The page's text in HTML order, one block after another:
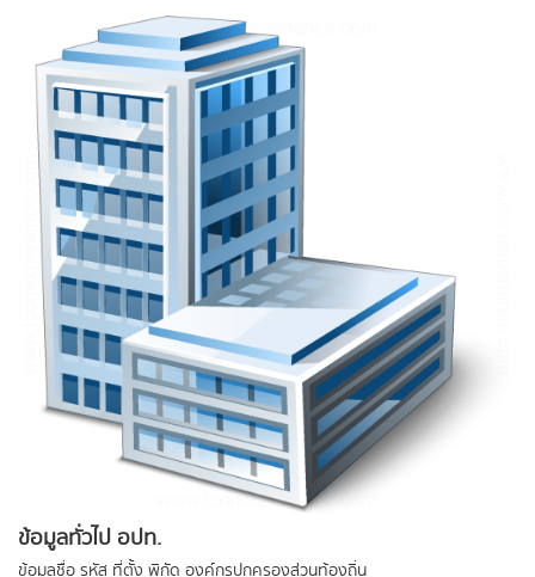
ข้อมูลทั่วไป อปท.
ข้อมูลชื่อ รหัส ที่ตั้ง พิกัด องค์กรปกครองส่วนท้องถิ่น